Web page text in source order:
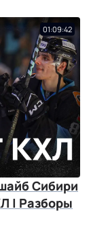
01:09:42
Сибири
| Разборы